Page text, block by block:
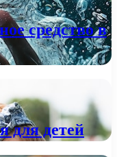
средство в
для детей